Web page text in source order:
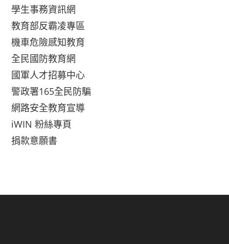
學生事務資訊網
教育部反霸凌專區
機車危險感知教育
全民國防教育網
國軍人才招募中心
警政署165全民防騙
網路安全教育宣導
iWIN 粉絲專頁
捐款意願書